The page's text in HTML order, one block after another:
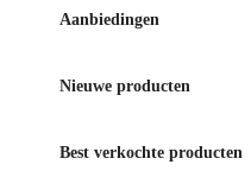
Aanbiedingen
Nieuwe producten
Best verkochte producten